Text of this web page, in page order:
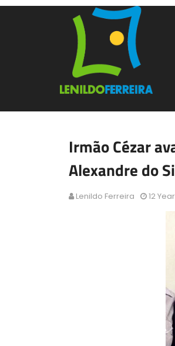
Irmão Cézar
Alexandre do
Lenildo Ferreira 12